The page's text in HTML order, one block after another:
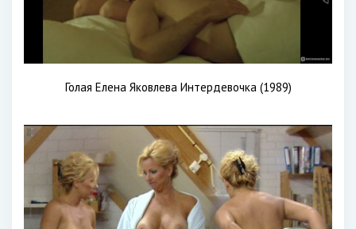
Голая Елена Яковлева Интердевочка (1989)